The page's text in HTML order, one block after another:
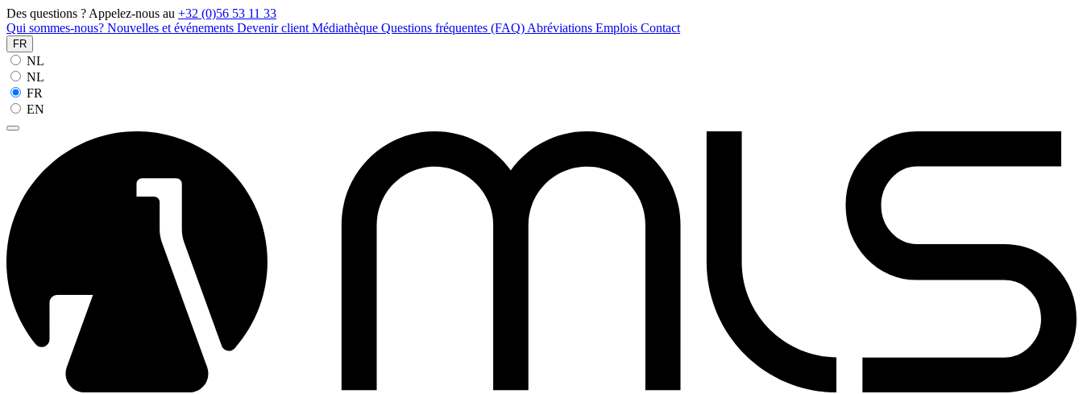
Des questions ? Appelez-nous au +32 (0)56 53 11 33
Qui sommes-nous? Nouvelles et événements Devenir client Médiathèque Questions fréquentes (FAQ) Abréviations Emplois Contact
FR
NL
NL
FR
EN